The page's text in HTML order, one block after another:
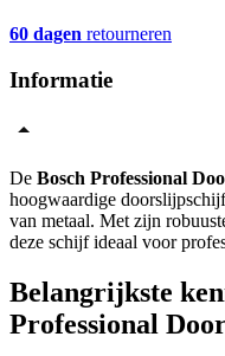
60 dagen retourneren
Informatie
De Bosch Professional
hoogwaardige
van metaal. Met zijn
deze schijf ideaal voor
Belangrijkste
Professional